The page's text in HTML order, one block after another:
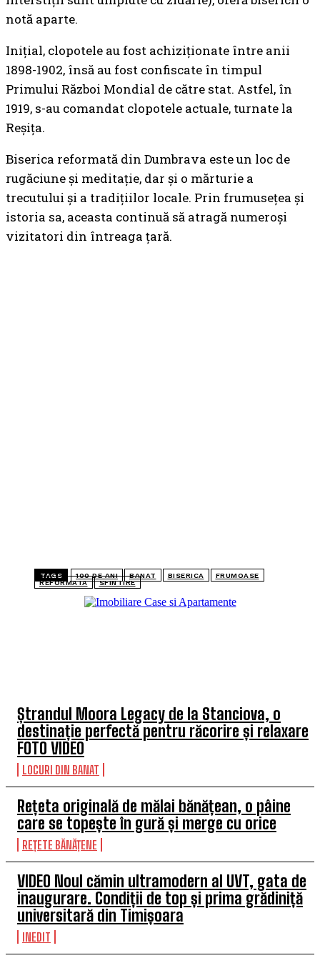
Ștrandul Moora Legacy de la Stanciova, o
destinație perfectă pentru răcorire și relaxare
FOTO VIDEO
LOCURI DIN BANAT
Rețeta originală de mălai bănățean, o pâine
care se topește în gură și merge cu orice
REȚETE BĂNĂȚENE
VIDEO Noul cămin ultramodern al UVT, gata de
inaugurare. Condiții de top și prima grădiniță
universitară din Timișoara
INEDIT
notă aparte.
Inițial, clopotele au fost achiziționate între anii
1898-1902, însă au fost confiscate în timpul
Primului Război Mondial de către stat. Astfel, în
1919, s-au comandat clopotele actuale, turnate la
Reșița.
Biserica reformată din Dumbrava este un loc de
rugăciune și meditație, dar și o mărturie a
trecutului și a tradițiilor locale. Prin frumusețea și
istoria sa, aceasta continuă să atragă numeroși
vizitatori din întreaga țară.
TAGS 100 DE ANI BANAT BISERICA
FRUMOASE
REFORMATA
SFINTIRE